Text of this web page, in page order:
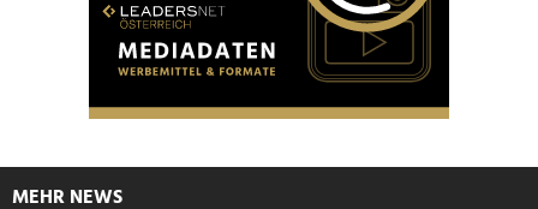
MEHR NEWS